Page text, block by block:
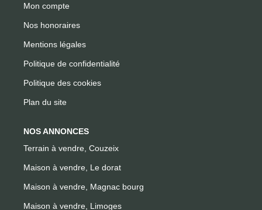
Mon compte
Nos honoraires
Mentions légales
Politique de confidentialité
Politique des cookies
Plan du site
NOS ANNONCES
Terrain à vendre, Couzeix
Maison à vendre, Le dorat
Maison à vendre, Magnac bourg
Maison à vendre, Limoges